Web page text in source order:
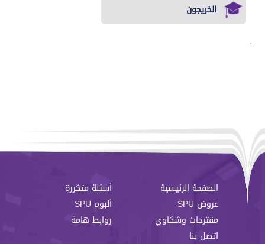
الخريجون
.
الصفحة الرئيسية
أسئلة متكررة
عروض SPU
ألبوم SPU
مقترحات وشكاوي
روابط هامة
اتصل بنا